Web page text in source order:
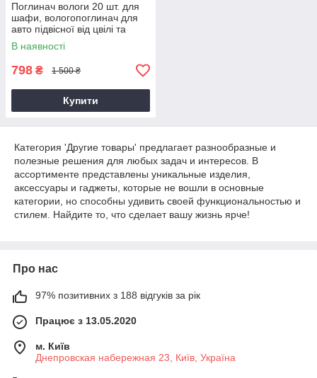
Поглинач вологи 20 шт. для
шафи, вологопоглинач для
авто підвісної від цвілі та
вологи з антигрибковим
ефектом, нейтралізатор
В наявності
798 ₴ 1 500 ₴
Купити
Категория 'Другие товары' предлагает разнообразные и
полезные решения для любых задач и интересов. В
ассортименте представлены уникальные изделия,
аксессуары и гаджеты, которые не вошли в основные
категории, но способны удивить своей функциональностью и
стилем. Найдите то, что сделает вашу жизнь ярче!
Про нас
97% позитивних з 188 відгуків за рік
Працює з 13.05.2020
м. Київ
Днепровская набережная 23, Київ, Україна